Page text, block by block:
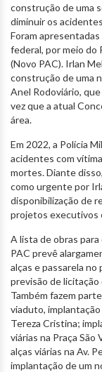
construção de uma
diminuir os
Foram
federal, por meio do
(Novo PAC). Irlan
construção de uma
Anel Rodoviário,
vez que a atual
área.
Em 2022, a Polícia
acidentes com
mortes. Diante
como urgente por
disponibilização de
projetos executivos
A lista de obras
PAC prevê
alças e passarela
previsão de
Também fazem
viaduto,
Tereza Cristina;
viárias na Praça
alças viárias na Av.
implantação de um